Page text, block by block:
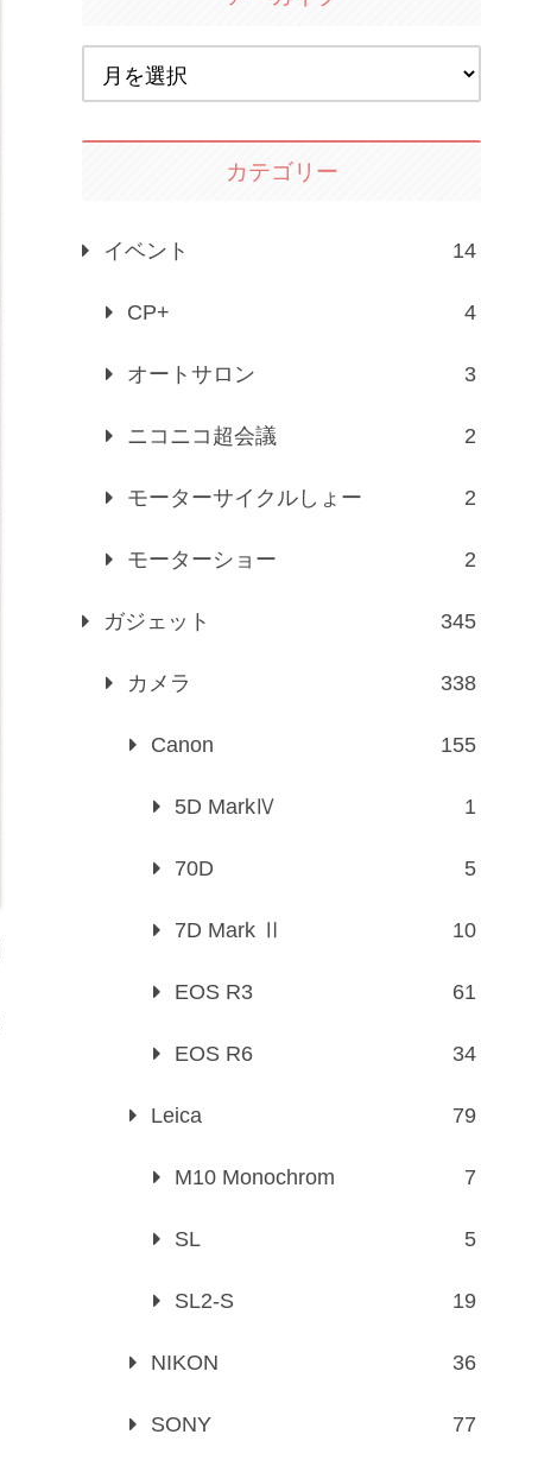
カテゴリー
イベント 14
CP+ 4
オートサロン 3
ニコニコ超会議 2
モーターサイクルしょー 2
モーターショー 2
ガジェット 345
カメラ 338
Canon 155
5D MarkⅣ 1
70D 5
7D Mark Ⅱ 10
EOS R3 61
EOS R6 34
Leica 79
M10 Monochrom 7
SL 5
SL2-S 19
NIKON 36
SONY 77